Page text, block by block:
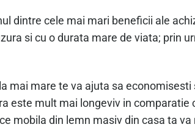
dintre cele mai mari beneficii ale
si cu o durata mare de viata; prin
mai mare te va ajuta sa
este mult mai longeviv in comparatie
mobila din lemn masiv din casa ta